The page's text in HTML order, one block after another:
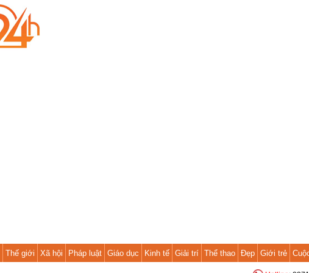
Thế giới Xã hội Pháp luật Giáo dục Kinh tế Giải trí Thể thao Đẹp Giới trẻ